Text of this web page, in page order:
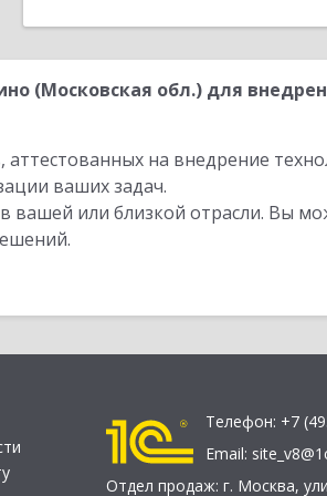
(Московская обл.) для
аттестованных на внедрение
ваших задач.
или близкой отрасли. Вы
Телефон: +7
Email:
Отдел продаж: г. Москва,